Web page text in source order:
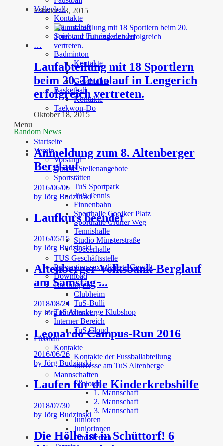
Volleyball
Kontakte
Mannschaft
Spiel und Turnierkalender
…
Badminton
Kontakte
Geschichte
Basketball
Kontakte
Taekwon-Do
Menu
Startseite
Verein
Vorstand
Unsere Stellenangebote
Sportstätten
TuS Sportpark
TuS Tennis
Finnenbahn
Sporthalle Gooiker Platz
Sporthalle Grüner Weg
Tennishalle
Studio Münsterstraße
Soccerhalle
TUS Geschäftsstelle
Prävention sexualisierte Gewalt
Download
Buchungen
Clubheim
TuS-Bulli
TuS Altenberge Klubshop
Interner Bereich
TuS Cloud
Fussball
Kontakte
Kontakte der Fussballabteilung
Interesse am TuS Altenberge
Mannschaften
Senioren
1. Mannschaft
2. Mannschaft
3. Mannschaft
Junioren
Juniorinnen
Alte Herren
Februar 23, 2015
Laufabteilung mit 18 Sportlern
beim 20. Teutolauf in Lengerich
erfolgreich vertreten.
Oktober 18, 2015
Random News
Anmeldung zum 8. Altenberger
Berglauf
2016/06/06
by Jörg Budzinski
Laufkurs beendet
2016/05/15
by Jörg Budzinski
Altenberger Volksbank-Berglauf
am Samstag ̵...
2018/08/24
by Jörg Budzinski
Leonardo Campus-Run 2016
2016/06/26
by Jörg Budzinski
Laufen für die Kinderkrebshilfe
2018/07/30
by Jörg Budzinski
Die Hölle ist in Schüttorf! 6